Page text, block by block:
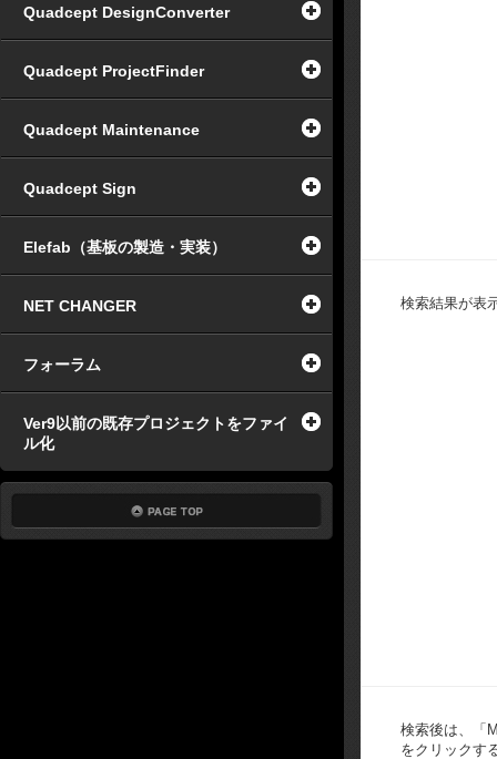
Quadcept DesignConverter
Quadcept ProjectFinder
Quadcept Maintenance
Quadcept Sign
Elefab（基板の製造・実装）
NET CHANGER
フォーラム
Ver9以前の既存プロジェクトをファイ
ル化
検索結果が表
検索後は、「
をクリックす